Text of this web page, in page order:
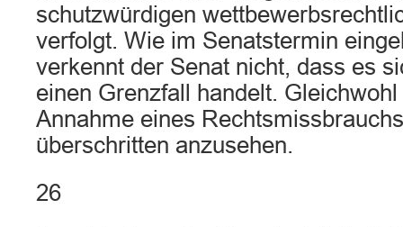
schutzwürdigen
verfolgt. Wie im Senatstermin
verkennt der Senat nicht, dass es
einen Grenzfall handelt.
Annahme eines
überschritten anzusehen.
26